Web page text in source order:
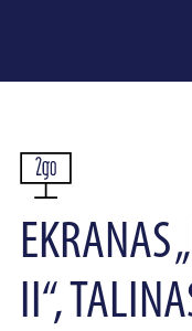
EKRANAS
II“,